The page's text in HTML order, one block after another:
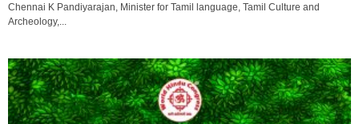
Chennai K Pandiyarajan, Minister for Tamil language, Tamil Culture and
Archeology,...